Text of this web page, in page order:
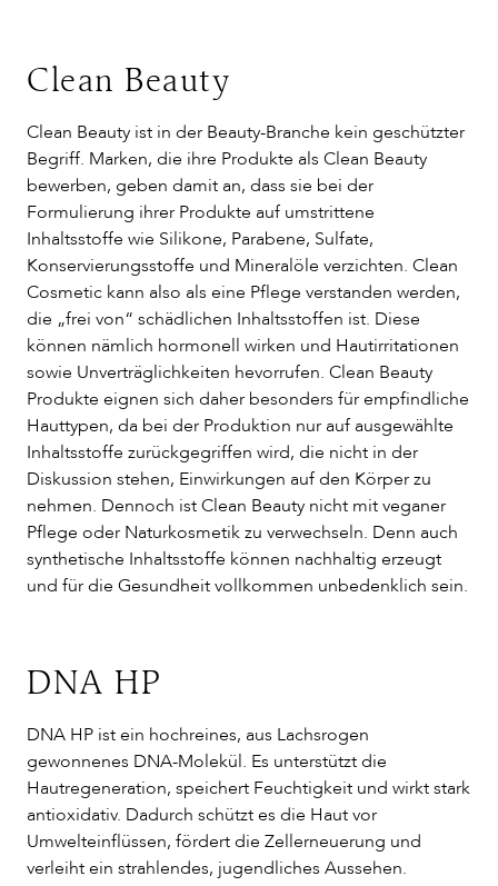
Clean Beauty
Clean Beauty ist in der Beauty-Branche kein geschützter
Begriff. Marken, die ihre Produkte als Clean Beauty
bewerben, geben damit an, dass sie bei der
Formulierung ihrer Produkte auf umstrittene
Inhaltsstoffe wie Silikone, Parabene, Sulfate,
Konservierungsstoffe und Mineralöle verzichten. Clean
Cosmetic kann also als eine Pflege verstanden werden,
die „frei von“ schädlichen Inhaltsstoffen ist. Diese
können nämlich hormonell wirken und Hautirritationen
sowie Unverträglichkeiten hevorrufen. Clean Beauty
Produkte eignen sich daher besonders für empfindliche
Hauttypen, da bei der Produktion nur auf ausgewählte
Inhaltsstoffe zurückgegriffen wird, die nicht in der
Diskussion stehen, Einwirkungen auf den Körper zu
nehmen. Dennoch ist Clean Beauty nicht mit veganer
Pflege oder Naturkosmetik zu verwechseln. Denn auch
synthetische Inhaltsstoffe können nachhaltig erzeugt
und für die Gesundheit vollkommen unbedenklich sein.
DNA HP
DNA HP ist ein hochreines, aus Lachsrogen
gewonnenes DNA-Molekül. Es unterstützt die
Hautregeneration, speichert Feuchtigkeit und wirkt stark
antioxidativ. Dadurch schützt es die Haut vor
Umwelteinflüssen, fördert die Zellerneuerung und
verleiht ein strahlendes, jugendliches Aussehen.